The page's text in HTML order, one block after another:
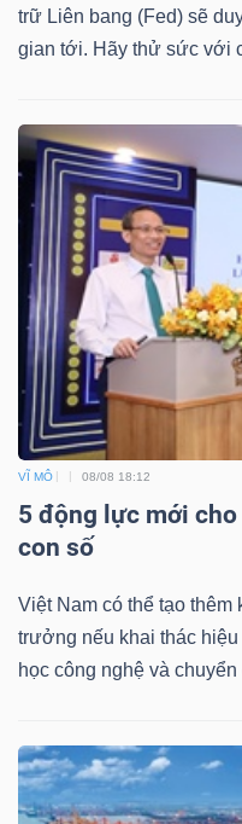
trữ Liên bang (Fed) sẽ
gian tới. Hãy thử sức với
VĨ MÔ 08/08 18:12
5 động lực mới
con số
Việt Nam có thể tạo thêm
trưởng nếu khai thác
học công nghệ và